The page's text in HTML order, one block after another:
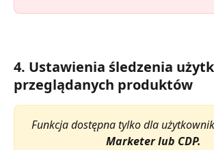
4. Ustawienia śledzenia
przeglądanych produktów
Funkcja dostępna tylko dla
Marketer lub CDP.